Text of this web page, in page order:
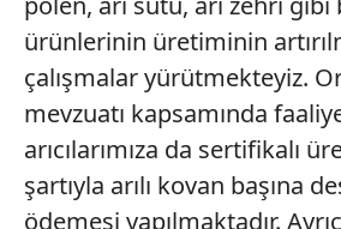
ürünlerinin üretiminin
çalışmalar yürütmekteyiz.
mevzuatı kapsamında
arıcılarımıza da sertifikalı
şartıyla arılı kovan başına
ödemesi yapılmaktadır.